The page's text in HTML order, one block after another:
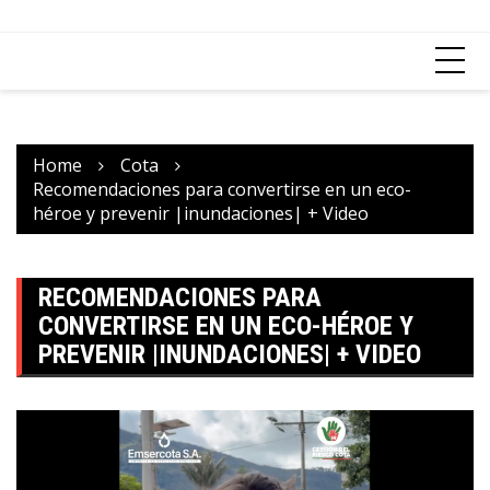
Home
Cota
Recomendaciones para convertirse en un eco-
héroe y prevenir |inundaciones| + Video
RECOMENDACIONES PARA
CONVERTIRSE EN UN ECO-HÉROE Y
PREVENIR |INUNDACIONES| + VIDEO